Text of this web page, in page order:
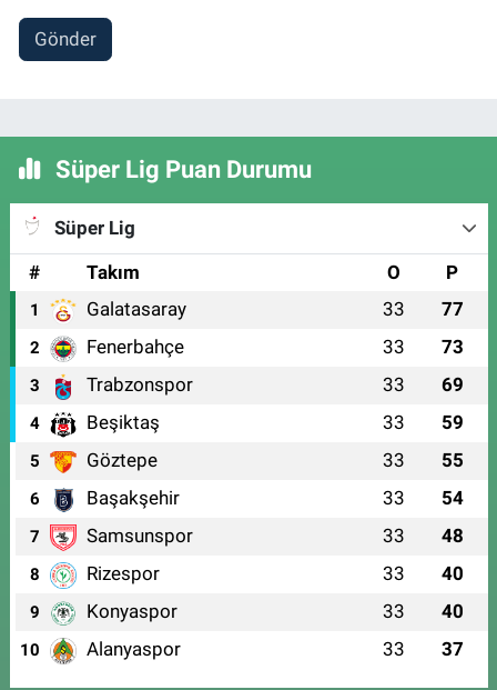
Gönder
Süper Lig Puan Durumu
Süper Lig
#
Takım O P
1 Galatasaray 33 77
2 Fenerbahçe 33 73
3 Trabzonspor 33 69
4 Beşiktaş 33 59
5 Göztepe 33 55
6 Başakşehir 33 54
7 Samsunspor 33 48
8 Rizespor 33 40
9 Konyaspor 33 40
10 Alanyaspor 33 37